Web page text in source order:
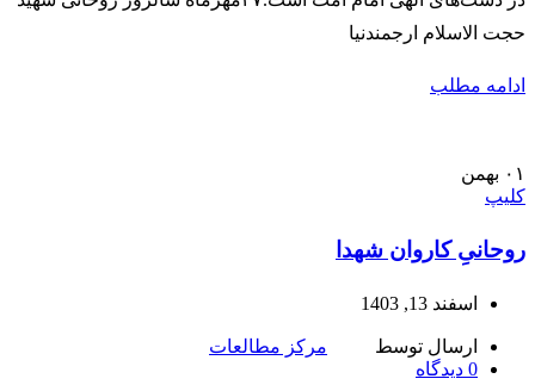
حجت الاسلام ارجمند‌نیا
ادامه مطلب
۰۱ بهمن
کلیپ
روحانیِ کاروان شهدا
اسفند 13, 1403
ارسال توسط
مرکز مطالعات
0 دیدگاه